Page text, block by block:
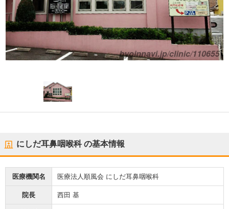
にしだ耳鼻咽喉科の基本情報
医療機関名 医療法人順風会 にしだ耳鼻咽喉科
院長 西田 基